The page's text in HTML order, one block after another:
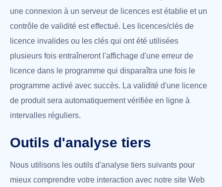
une connexion à un serveur de licences est établie et un
contrôle de validité est effectué. Les licences/clés de
licence invalides ou les clés qui ont été utilisées
plusieurs fois entraîneront l'affichage d'une erreur de
licence dans le programme qui disparaîtra une fois le
programme activé avec succès. La validité d'une licence
de produit sera automatiquement vérifiée en ligne à
intervalles réguliers.
Outils d'analyse tiers
Nous utilisons les outils d'analyse tiers suivants pour
mieux comprendre votre interaction avec notre site Web